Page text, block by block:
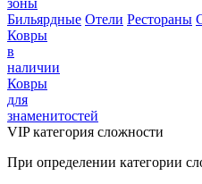
зоны
Бильярдные Отели Рестораны
Ковры
в
наличии
Ковры
для
знаменитостей
VIP категория сложности
При определении категории